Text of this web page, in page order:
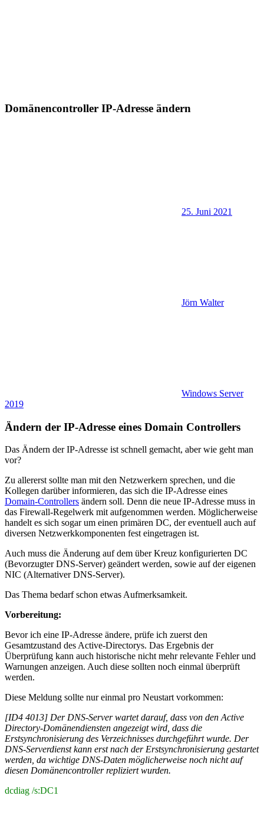
Domänencontroller IP-Adresse ändern
25. Juni 2021
Jörn Walter
Windows Server
2019
Ändern der IP-Adresse eines Domain Controllers
Das Ändern der IP-Adresse ist schnell gemacht, aber wie geht man
vor?
Zu allererst sollte man mit den Netzwerkern sprechen, und die
Kollegen darüber informieren, das sich die IP-Adresse eines
Domain-Controllers ändern soll. Denn die neue IP-Adresse muss in
das Firewall-Regelwerk mit aufgenommen werden. Möglicherweise
handelt es sich sogar um einen primären DC, der eventuell auch auf
diversen Netzwerkkomponenten fest eingetragen ist.
Auch muss die Änderung auf dem über Kreuz konfigurierten DC
(Bevorzugter DNS-Server) geändert werden, sowie auf der eigenen
NIC (Alternativer DNS-Server).
Das Thema bedarf schon etwas Aufmerksamkeit.
Vorbereitung:
Bevor ich eine IP-Adresse ändere, prüfe ich zuerst den
Gesamtzustand des Active-Directorys. Das Ergebnis der
Überprüfung kann auch historische nicht mehr relevante Fehler und
Warnungen anzeigen. Auch diese sollten noch einmal überprüft
werden.
Diese Meldung sollte nur einmal pro Neustart vorkommen:
[ID4 4013] Der DNS-Server wartet darauf, dass von den Active
Directory-Domänendiensten angezeigt wird, dass die
Erstsynchronisierung des Verzeichnisses durchgeführt wurde. Der
DNS-Serverdienst kann erst nach der Erstsynchronisierung gestartet
werden, da wichtige DNS-Daten möglicherweise noch nicht auf
diesen Domänencontroller repliziert wurden.
dcdiag /s:DC1